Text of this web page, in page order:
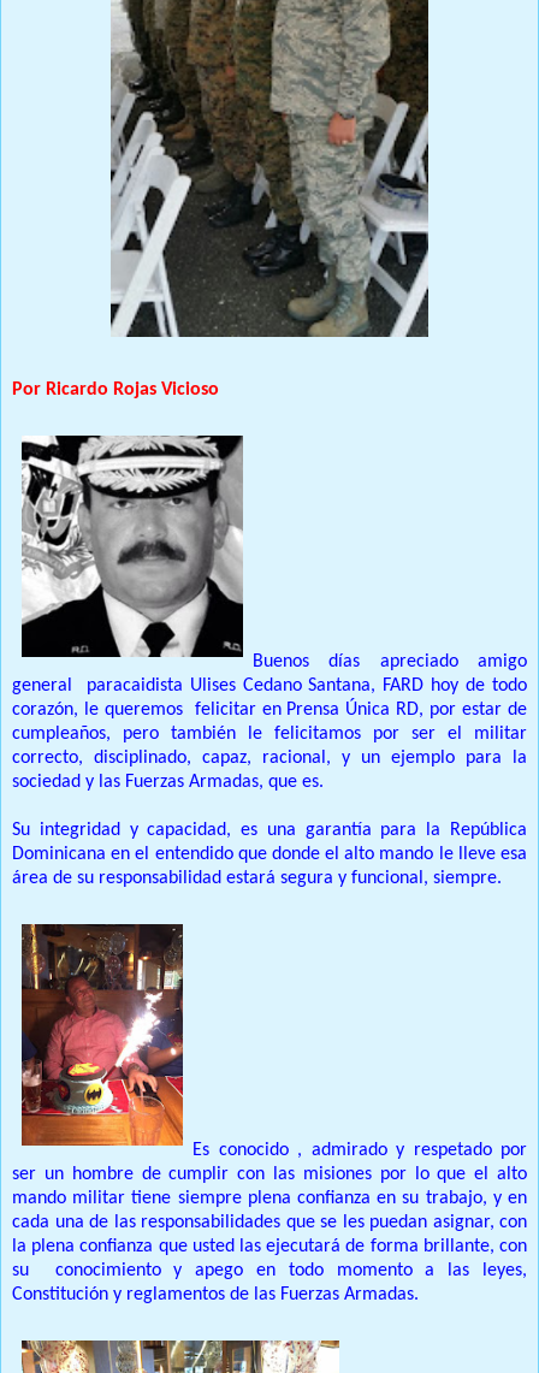
Por Ricardo Rojas Vicioso
Buenos días apreciado amigo
general
paracaidista Ulises Cedano Santana, FARD hoy de todo
corazón, le queremos
felicitar en Prensa Única RD, por estar de
cumpleaños, pero también le felicitamos por ser el militar
correcto, disciplinado, capaz, racional, y un ejemplo para la
sociedad y las Fuerzas Armadas, que es.
Su integridad y capacidad, es una garantía para la República
Dominicana en el entendido que donde el alto mando le lleve esa
área de su responsabilidad estará segura y funcional, siempre.
Es conocido , admirado y respetado por
ser un hombre de cumplir con las misiones por lo que el alto
mando militar tiene siempre plena confianza en su trabajo, y en
cada una de las responsabilidades que se les puedan asignar, con
la plena confianza que usted las ejecutará de forma brillante, con
su
conocimiento y apego en todo momento a las leyes,
Constitución y reglamentos de las Fuerzas Armadas.